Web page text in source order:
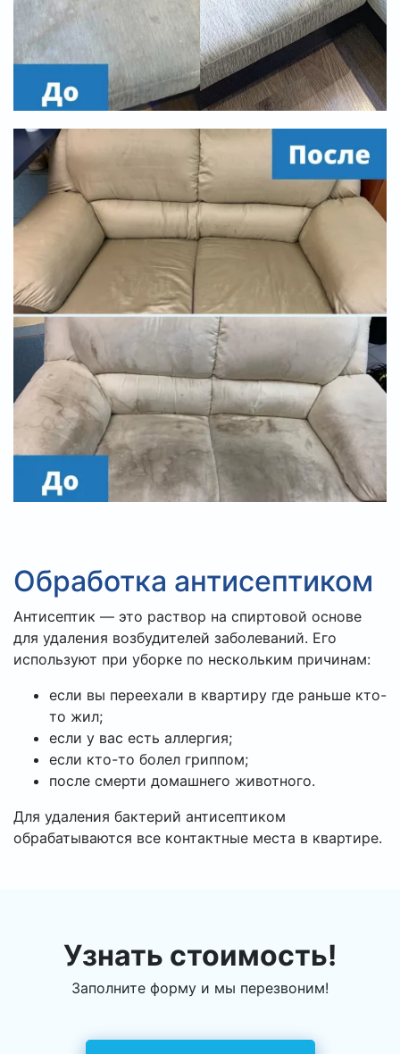
Обработка антисептиком
Антисептик — это раствор на спиртовой основе
для удаления возбудителей заболеваний. Его
используют при уборке по нескольким причинам:
если вы переехали в квартиру где раньше кто-
то жил;
если у вас есть аллергия;
если кто-то болел гриппом;
после смерти домашнего животного.
Для удаления бактерий антисептиком
обрабатываются все контактные места в квартире.
Узнать стоимость!
Заполните форму и мы перезвоним!